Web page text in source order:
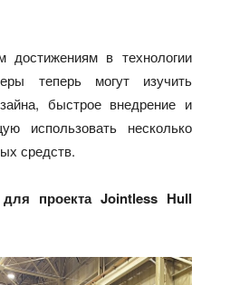
достижениям в технологии
теперь могут изучить
быстрое внедрение и
использовать несколько
средств.
для проекта Jointless Hull